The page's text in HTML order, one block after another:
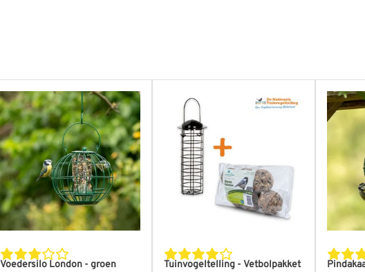
Voedersilo London - groen
Tuinvogeltelling - Vetbolpakket
De prijs is afhankelijk van de gekozen